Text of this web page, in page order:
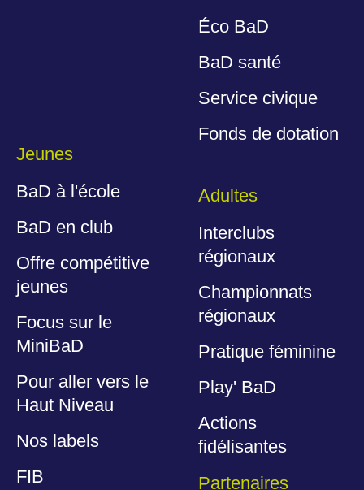
Éco BaD
BaD santé
Service civique
Fonds de dotation
Jeunes
BaD à l'école
BaD en club
Offre compétitive
jeunes
Focus sur le
MiniBaD
Pour aller vers le
Haut Niveau
Nos labels
FIB
Adultes
Interclubs
régionaux
Championnats
régionaux
Pratique féminine
Play' BaD
Actions
fidélisantes
Partenaires